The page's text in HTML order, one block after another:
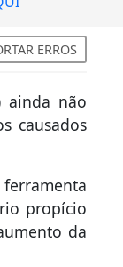
ERROS
ainda não
causados
propício
da